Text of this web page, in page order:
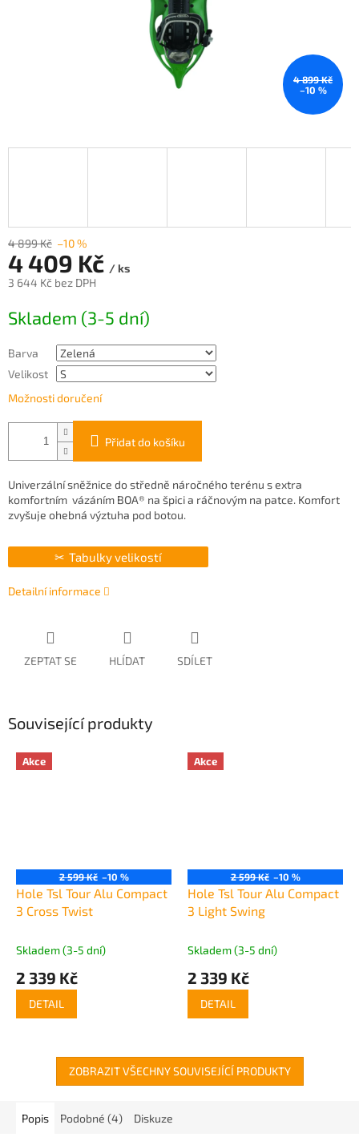
4 899 Kč
–10 %
4 899 Kč –10 %
4 409 Kč / ks
3 644 Kč bez DPH
cena:
Skladem (3-5 dní)
Barva
Velikost
Možnosti doručení
Přidat do košíku
Univerzální sněžnice do středně náročného terénu s extra
komfortním vázáním BOA® na špici a ráčnovým na patce. Komfort
zvyšuje ohebná výztuha pod botou.
Tabulky velikostí
Detailní informace
ZEPTAT SE HLÍDAT SDÍLET
Související produkty
Akce
2 599 Kč –10 %
Hole Tsl Tour Alu Compact
3 Cross Twist
Skladem (3-5 dní)
2 339 Kč
DETAIL
Akce
2 599 Kč –10 %
Hole Tsl Tour Alu Compact
3 Light Swing
Skladem (3-5 dní)
2 339 Kč
DETAIL
ZOBRAZIT VŠECHNY SOUVISEJÍCÍ PRODUKTY
Popis Podobné (4) Diskuze